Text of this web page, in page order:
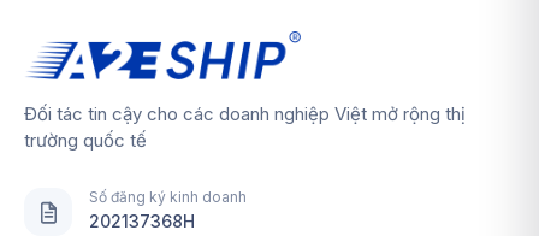
Đối tác tin cậy cho các doanh nghiệp Việt mở rộng thị
trường quốc tế
Số đăng ký kinh doanh
202137368H